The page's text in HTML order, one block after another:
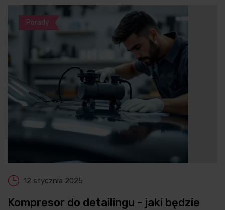
Porady
12 stycznia 2025
Kompresor do detailingu - jaki będzie